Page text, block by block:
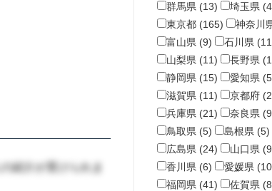
紹介が受けられま
群馬県 (13)
埼玉県
東京都 (165)
神奈川
富山県 (9)
石川県
山梨県 (11)
長野県
静岡県 (15)
愛知県
滋賀県 (11)
京都府
兵庫県 (21)
奈良県
鳥取県 (5)
島根県 (5)
広島県 (24)
山口県
香川県 (6)
愛媛県
福岡県 (41)
佐賀県